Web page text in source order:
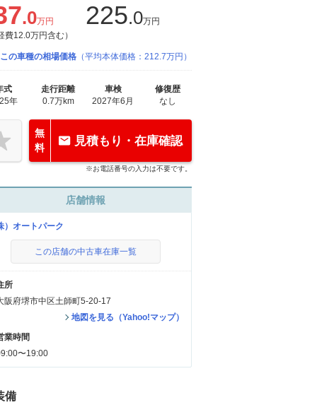
.0万円
費12.0万円含む）
225.0万円
この車種の相場価格 （平均本体価格：212.7万円）
式
年
走行距離
0.7万km
車検
2027年6月
修復歴
なし
無
料
見積もり・在庫確認
※お電話番号の入力は不要です。
店舗情報
）オートパーク
この店舗の中古車在庫一覧
所
阪府堺市中区土師町5-20-17
地図を見る（Yahoo!マップ）
業時間
〜19:00
備